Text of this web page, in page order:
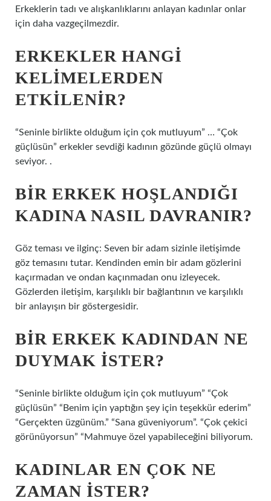
Erkeklerin tadı ve alışkanlıklarını anlayan kadınlar onlar
için daha vazgeçilmezdir.
ERKEKLER HANGI
KELIMELERDEN
ETKILENIR?
“Seninle birlikte olduğum için çok mutluyum” … “Çok
güçlüsün” erkekler sevdiği kadının gözünde güçlü olmayı
seviyor. .
BIR ERKEK HOŞLANDIĞI
KADINA NASIL DAVRANIR?
Göz teması ve ilginç: Seven bir adam sizinle iletişimde
göz temasını tutar. Kendinden emin bir adam gözlerini
kaçırmadan ve ondan kaçınmadan onu izleyecek.
Gözlerden iletişim, karşılıklı bir bağlantının ve karşılıklı
bir anlayışın bir göstergesidir.
BIR ERKEK KADINDAN NE
DUYMAK ISTER?
“Seninle birlikte olduğum için çok mutluyum” “Çok
güçlüsün” “Benim için yaptığın şey için teşekkür ederim”
“Gerçekten üzgünüm.” “Sana güveniyorum”. “Çok çekici
görünüyorsun” “Mahmuye özel yapabileceğini biliyorum.
KADINLAR EN ÇOK NE
ZAMAN ISTER?